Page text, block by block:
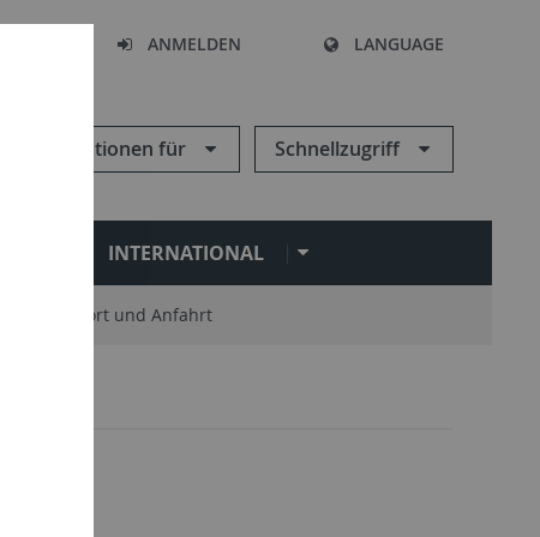
ANMELDEN LANGUAGE
Informationen für Schnellzugriff
INTERNATIONAL
Standort und Anfahrt